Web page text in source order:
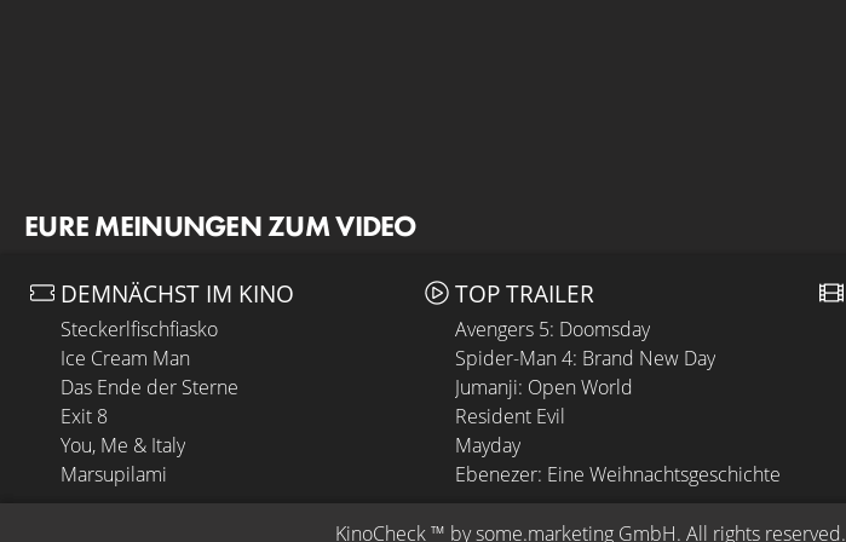
EURE MEINUNGEN ZUM VIDEO
DEMNÄCHST IM KINO
Steckerlfischfiasko
Ice Cream Man
Das Ende der Sterne
Exit 8
You, Me & Italy
Marsupilami
TOP TRAILER
Avengers 5: Doomsday
Spider-Man 4: Brand New Day
Jumanji: Open World
Resident Evil
Mayday
Ebenezer: Eine Weihnachtsgeschichte
KinoCheck ™ by some.marketing GmbH. All rights reserved.